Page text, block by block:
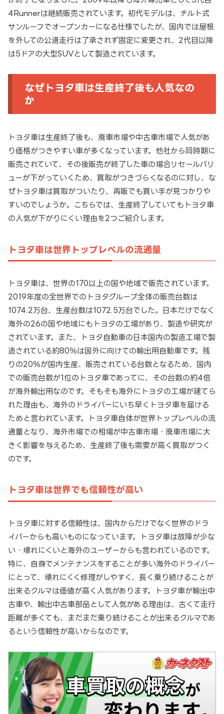
4Runnerは継続販売されています。初代モデルは、チルト式
サンルーフでオープンカーになる仕様でしたが、国内では屋根
を外しての公道走行は了承されず固定に変更され、2代目以降
は5ドアの大型SUVとして製造されています。
なぜトヨタ車は生産終了後も人気なの
か
トヨタ車は生産終了後も、廃車市場や中古車市場で人気があ
り価格がつきやすい車が多くなっています。他社から同時期に
販売されていて、その後販売が終了した車の場合リセールバリ
ューが下がっていくため、買取がつきづらくなるのに対し、な
ぜトヨタ車は買取がついたり、再販でも買い手が見つかりや
すいのでしょうか。こちらでは、生産終了していてもトヨタ車
の人気が下がりにくい理由を2つご紹介します。
トヨタ車は世界トップレベルの流通量
トヨタ車は、世界の170以上の国や地域で販売されています。
2019年度の全世界でのトヨタグループ全体の販売台数は
1074.2万台、生産台数は1072.5万台でした。日本だけでなく
海外の26の国や地域にもトヨタの工場があり、製造や研究が
されています。また、トヨタ自動車の日本国内の製造工場で製
造されている約80％は国外に向けての輸出用自動車です。残
りの20％が国内生産、販売されている台数となるため、国内
での販売台数が1位のトヨタ車であってに、その台数の約4倍
が海外輸出用なのです。そもそも海外にトヨタの工場が建てら
れた理由も、海外のドライバーにいち早くトヨタ車を届ける
ためと言われています。トヨタ車自体が世界トップレベルの流
通量となり、海外市場での相場が中古車市場・廃車市場に大
きく影響を与えるため、生産終了後も需要が高く買取がつく
のです。
トヨタ車は世界でも信頼性が高い
トヨタ車に対する信頼性は、国内からだけでなく世界のドラ
イバーからも高いものになっています。トヨタ車は故障が少な
い・壊れにくいと海外のユーザーからも言われているのです。
特に、自身でメンテナンスをすることが多い海外のドライバー
にとって、壊れにくく修理がしやすく、長く乗り続けることが
出来るクルマは価値が高く人気があります。トヨタ車が輸出中
古車や、輸出中古車部品として人気がある理由は、古くて走行
距離が多くても、まだまだ乗り続けることが出来るクルマであ
るという信頼性が高いからなのです。